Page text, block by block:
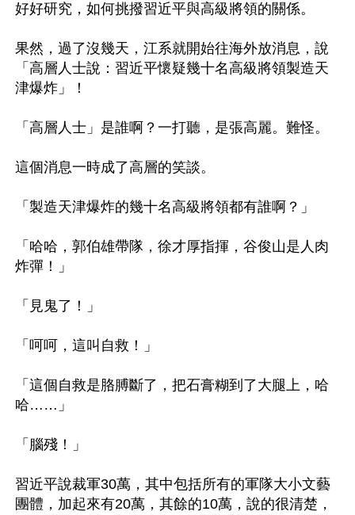
好好研究，如何挑撥習近平與高級將領的關係。
果然，過了沒幾天，江系就開始往海外放消息，說
「高層人士說：習近平懷疑幾十名高級將領製造天
津爆炸」！
「高層人士」是誰啊？一打聽，是張高麗。難怪。
這個消息一時成了高層的笑談。
「製造天津爆炸的幾十名高級將領都有誰啊？」
「哈哈，郭伯雄帶隊，徐才厚指揮，谷俊山是人肉
炸彈！」
「見鬼了！」
「呵呵，這叫自救！」
「這個自救是胳膊斷了，把石膏糊到了大腿上，哈
哈……」
「腦殘！」
習近平說裁軍30萬，其中包括所有的軍隊大小文藝
團體，加起來有20萬，其餘的10萬，說的很清楚，